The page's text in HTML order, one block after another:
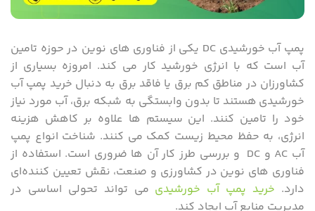
پمپ آب خورشیدی DC یکی از فناوری ‌های نوین در حوزه تامین
آب است که با انرژی خورشید کار می ‌کند. امروزه بسیاری از
کشاورزان در مناطق کم‌ برق یا فاقد برق به دنبال خرید پمپ آب
خورشیدی هستند تا بدون وابستگی به شبکه برق، آب مورد نیاز
خود را تامین کنند. این سیستم‌ ها علاوه بر کاهش هزینه
انرژی، به حفظ محیط زیست کمک می‌ کنند. شناخت انواع پمپ
آب AC و DC و بررسی طرز کار آن‌ ها ضروری است. استفاده از
فناوری‌ های نوین در کشاورزی و صنعت، نقش تعیین‌ کننده‌ای
دارد. خرید پمپ آب خورشیدی می ‌تواند تحولی اساسی در
مدیریت منابع آب ایجاد کند.